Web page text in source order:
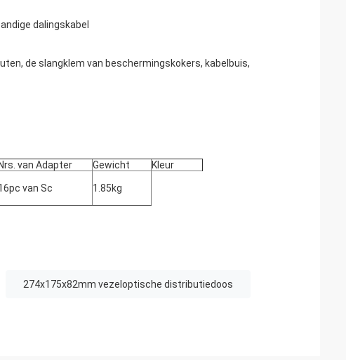
dalingskabel
de slangklem van beschermingskokers, kabelbuis,
Nrs. van Adapter Gewicht Kleur
van Sc 1.85kg
274x175x82mm vezeloptische distributiedoos